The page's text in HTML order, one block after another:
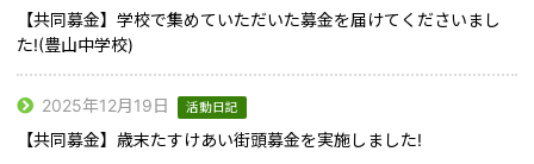
【共同募金】学校で集めていただいた募金を届けてくださいまし
た!(豊山中学校)
2025年12月19日 活動日記
【共同募金】歳末たすけあい街頭募金を実施しました!